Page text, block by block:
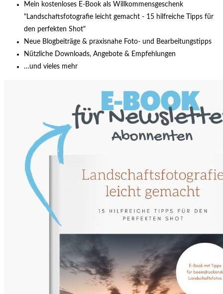
Mein kostenloses E-Book als Willkommensgeschenk
"Landschaftsfotografie leicht gemacht - 15 hilfreiche Tipps für
den perfekten Shot"
Neue Blogbeiträge & praxisnahe Foto- und Bearbeitungstipps
Nützliche Downloads, Angebote & Empfehlungen
…und vieles mehr